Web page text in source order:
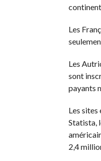
Les
Les
sont
payants
Les
Statista,
2,4